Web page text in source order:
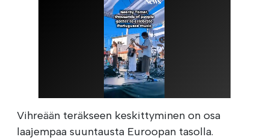
Vihreään teräkseen keskittyminen on osa
laajempaa suuntausta Euroopan tasolla.